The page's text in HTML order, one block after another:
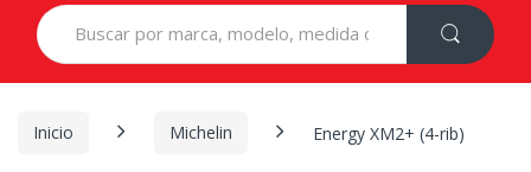
Search
for:
Inicio Michelin Energy XM2+ (4-rib)